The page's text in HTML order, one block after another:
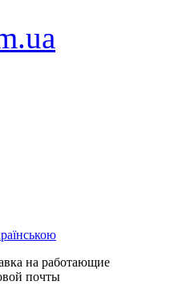
на работающие
почты